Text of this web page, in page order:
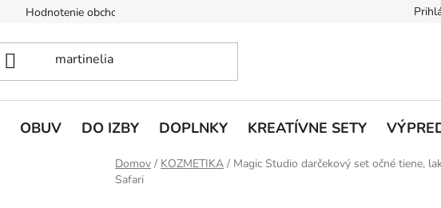
Hodnotenie obchodu
OBUV DO IZBY DOPLNKY KREATÍVNE SETY
Domov / KOZMETIKA / Magic Studio darčekový set očné tiene,
Safari